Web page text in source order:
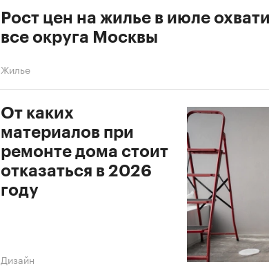
Жилье
Рост цен на жилье в июле
все округа Москвы
Дизайн
От каких
материалов при
ремонте дома стоит
отказаться в 2026
году